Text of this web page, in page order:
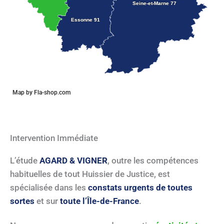
Essonne 91
Essonne 91
Seine-et-Marne 77
Seine-et-Marne 77
Map by Fla-shop.com
Intervention Immédiate
L’étude AGARD & VIGNER, outre les compétences
habituelles de tout Huissier de Justice, est
spécialisée dans les constats urgents de toutes
sortes et sur toute l’Île-de-France.